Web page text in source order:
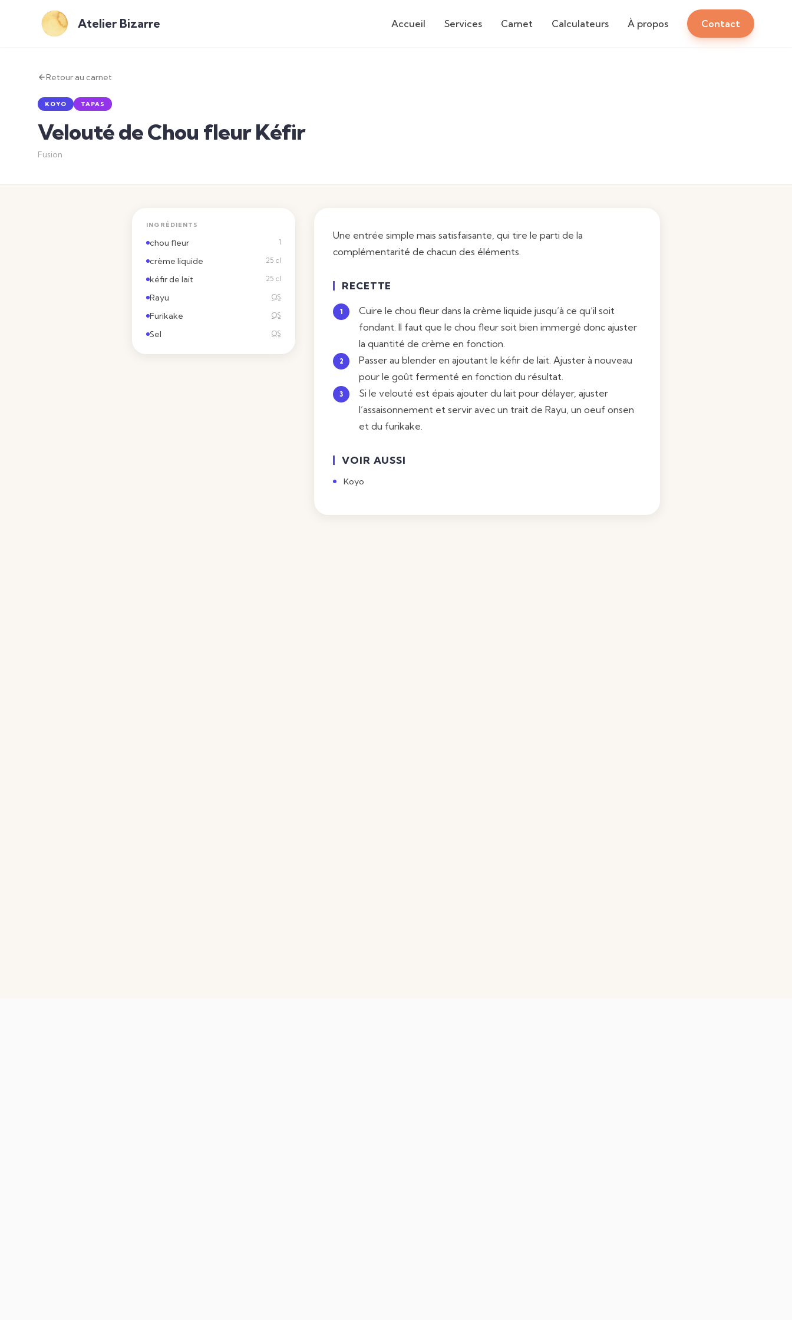
Atelier Bizarre Accueil Services Carnet Calculateurs À propos Contact
Retour au carnet
KOYO TAPAS
Velouté de Chou fleur Kéfir
Fusion
INGRÉDIENTS
chou fleur 1
crème liquide 25 cl
kéfir de lait 25 cl
Rayu QS
Furikake QS
Sel QS
Une entrée simple mais satisfaisante, qui tire le parti de la
complémentarité de chacun des éléments.
RECETTE
Cuire le chou fleur dans la crème liquide jusqu’à ce qu’il soit
fondant. Il faut que le chou fleur soit bien immergé donc ajuster
la quantité de crème en fonction.
Passer au blender en ajoutant le kéfir de lait. Ajuster à nouveau
pour le goût fermenté en fonction du résultat.
Si le velouté est épais ajouter du lait pour délayer, ajuster
l’assaisonnement et servir avec un trait de Rayu, un oeuf onsen
et du furikake.
VOIR AUSSI
Koyo